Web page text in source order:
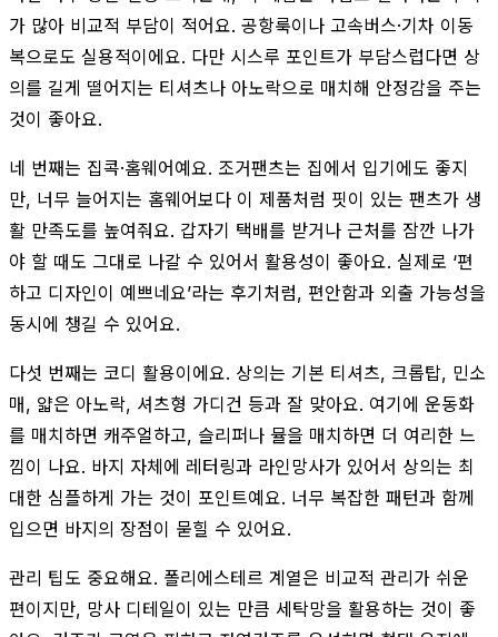
가 많아 비교적 부담이 적어요. 공항룩이나 고속버스·기차 이동
복으로도 실용적이에요. 다만 시스루 포인트가 부담스럽다면 상
의를 길게 떨어지는 티셔츠나 아노락으로 매치해 안정감을 주는
것이 좋아요.
네 번째는 집콕·홈웨어예요. 조거팬츠는 집에서 입기에도 좋지
만, 너무 늘어지는 홈웨어보다 이 제품처럼 핏이 있는 팬츠가 생
활 만족도를 높여줘요. 갑자기 택배를 받거나 근처를 잠깐 나가
야 할 때도 그대로 나갈 수 있어서 활용성이 좋아요. 실제로 ‘편
하고 디자인이 예쁘네요’라는 후기처럼, 편안함과 외출 가능성을
동시에 챙길 수 있어요.
다섯 번째는 코디 활용이에요. 상의는 기본 티셔츠, 크롭탑, 민소
매, 얇은 아노락, 셔츠형 가디건 등과 잘 맞아요. 여기에 운동화
를 매치하면 캐주얼하고, 슬리퍼나 뮬을 매치하면 더 여리한 느
낌이 나요. 바지 자체에 레터링과 라인망사가 있어서 상의는 최
대한 심플하게 가는 것이 포인트예요. 너무 복잡한 패턴과 함께
입으면 바지의 장점이 묻힐 수 있어요.
관리 팁도 중요해요. 폴리에스테르 계열은 비교적 관리가 쉬운
편이지만, 망사 디테일이 있는 만큼 세탁망을 활용하는 것이 좋